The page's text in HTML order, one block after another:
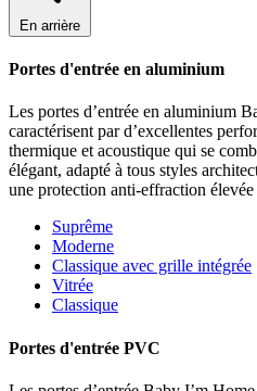
En arrière
Portes d'entrée en aluminium
Les portes d’entrée en aluminium
caractérisent par d’excellentes
thermique et acoustique qui se
élégant, adapté à tous styles
une protection anti-effraction
Suprême
Moderne
Classique avec grille intégrée
Vitrée
Classique
Portes d'entrée PVC